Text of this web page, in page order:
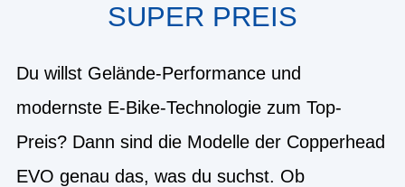
SUPER PREIS
Du willst Gelände-Performance und
modernste E-Bike-Technologie zum Top-
Preis? Dann sind die Modelle der Copperhead
EVO genau das, was du suchst. Ob